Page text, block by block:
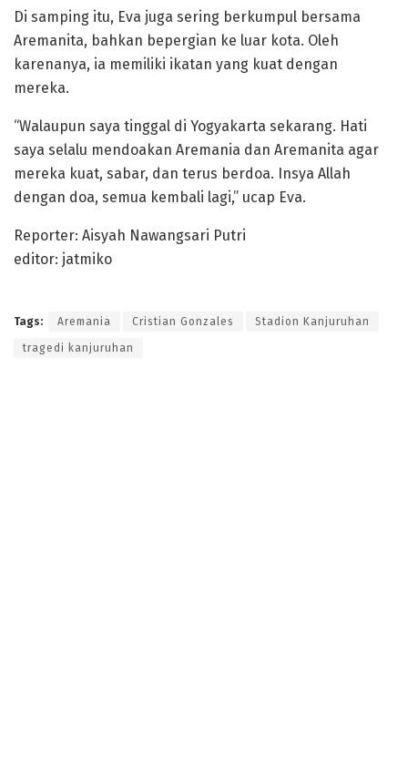
Di samping itu, Eva juga sering berkumpul bersama
Aremanita, bahkan bepergian ke luar kota. Oleh
karenanya, ia memiliki ikatan yang kuat dengan
mereka.
“Walaupun saya tinggal di Yogyakarta sekarang. Hati
saya selalu mendoakan Aremania dan Aremanita agar
mereka kuat, sabar, dan terus berdoa. Insya Allah
dengan doa, semua kembali lagi,” ucap Eva.
Reporter: Aisyah Nawangsari Putri
editor: jatmiko
Tags: Aremania Cristian Gonzales Stadion Kanjuruhan
tragedi kanjuruhan